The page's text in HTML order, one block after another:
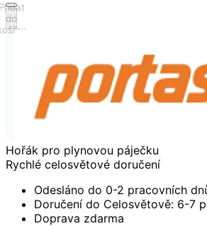
do
Hořák pro plynovou páječku
Rychlé celosvětové doručení
Odesláno do 0-2 pracovních
Doručení do Celosvětově: 6-7
Doprava zdarma